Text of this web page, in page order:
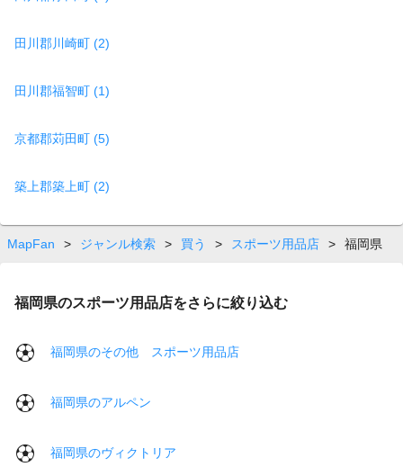
田川郡川崎町 (2)
田川郡福智町 (1)
京都郡苅田町 (5)
築上郡築上町 (2)
MapFan > ジャンル検索 > 買う > スポーツ用品店 > 福岡県
福岡県のスポーツ用品店をさらに絞り込む
福岡県のその他 スポーツ用品店
福岡県のアルペン
福岡県のヴィクトリア